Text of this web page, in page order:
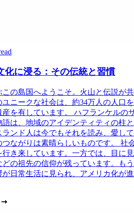
化に浸る：その伝統と習慣
の島国へようこそ。火山と伝説が
ユニークな社会は、約34万人の人口
を有しています。 ハフランケルの
は、地域のアイデンティティの柱
ンド人は今でもそれを読み、愛し
ながりは素晴らしいものです。 社
行き来しています。一方では、目に
どの祖先の信仰が残っています。も
が日常生活に見られ、アメリカ化が